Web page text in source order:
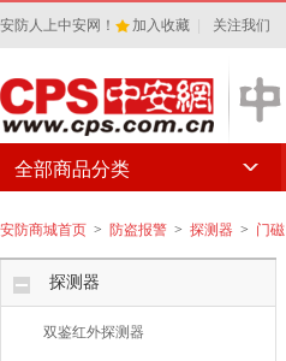
安防人上中安网！ 加入收藏 关注我们
全部商品分类
安防商城首页 > 防盗报警 > 探测器 > 门磁
探测器
双鉴红外探测器